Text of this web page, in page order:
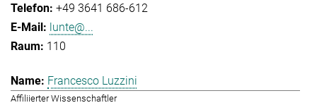
+49 3641 686-612
lunte@...
110
Francesco Luzzini
Affiliierter Wissenschaftler